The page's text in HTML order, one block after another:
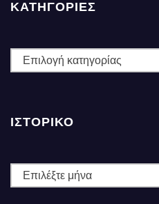
ΚΑΤΗΓΟΡΙΕΣ
ΚΑΤΗΓΟΡΙΕΣ
ΙΣΤΟΡΙΚΌ
Ιστορικό